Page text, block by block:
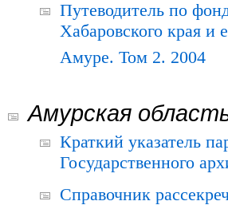
Путеводитель по
Хабаровского края и
Амуре. Том 2. 2004
Амурская
Краткий указатель
Государственного
Справочник